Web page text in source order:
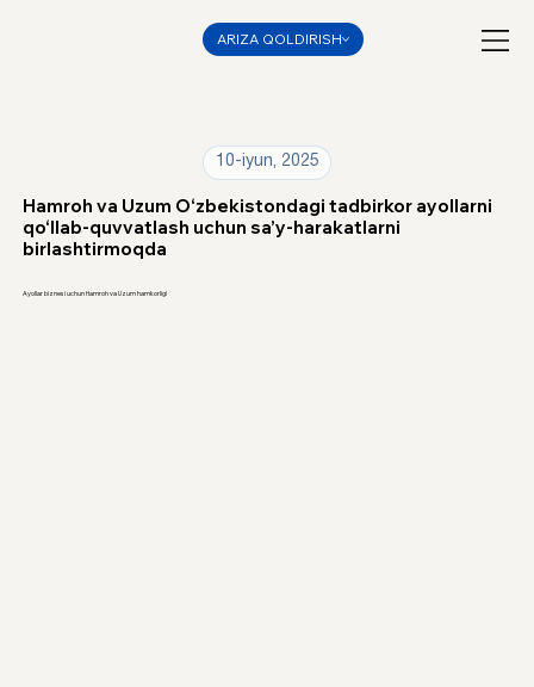
ARIZA QOLDIRISH
10-iyun, 2025
Hamroh va Uzum O‘zbekistondagi tadbirkor ayollarni
qo‘llab-quvvatlash uchun sa’y-harakatlarni
birlashtirmoqda
Ayollar biznesi uchun Hamroh va Uzum hamkorligi